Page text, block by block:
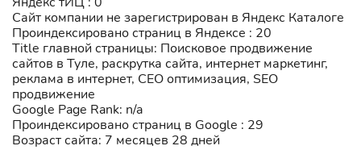
Сайт компании не зарегистрирован в Яндекс Каталоге
Проиндексировано страниц в Яндексе : 20
Title главной страницы: Поисковое продвижение
сайтов в Туле, раскрутка сайта, интернет маркетинг,
реклама в интернет, СЕО оптимизация, SEO
продвижение
Google Page Rank: n/a
Проиндексировано страниц в Google : 29
Возраст сайта: 7 месяцев 28 дней